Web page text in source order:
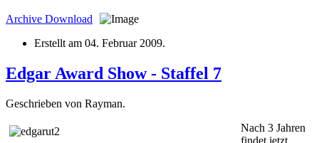
Archive Download
Erstellt am 04. Februar 2009.
Edgar Award Show - Staffel 7
Geschrieben von Rayman.
Nach 3 Jahren
findet jetzt